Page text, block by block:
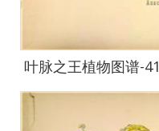
叶脉之王植物图谱-41